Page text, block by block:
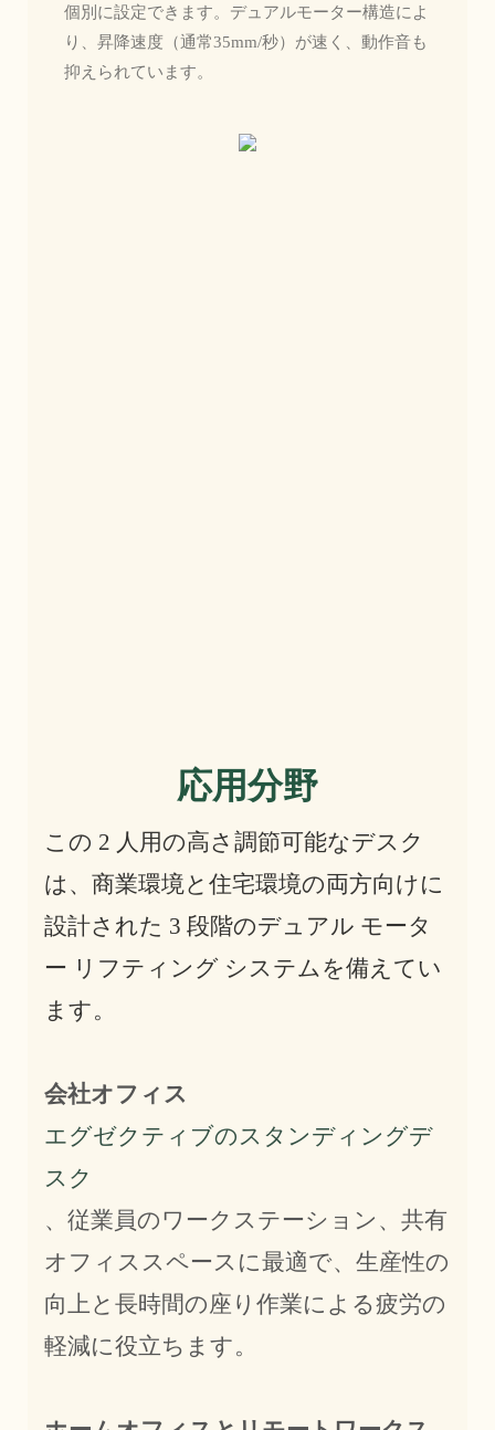
個別に設定できます。デュアルモーター構造によ
り、昇降速度（通常35mm/秒）が速く、動作音も
抑えられています。
応用分野
この 2 人用の高さ調節可能なデスク
は、商業環境と住宅環境の両方向けに
設計された 3 段階のデュアル モータ
ー リフティング システムを備えてい
ます。
会社オフィス
エグゼクティブのスタンディングデ
スク
、従業員のワークステーション、共有
オフィススペースに最適で、生産性の
向上と長時間の座り作業による疲労の
軽減に役立ちます。